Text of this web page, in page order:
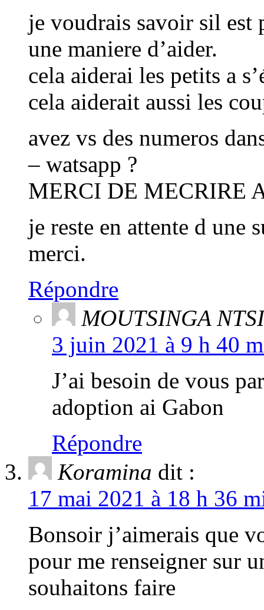
je voudrais savoir sil est
une maniere d’aider.
cela aiderai les petits a
cela aiderait aussi les
avez vs des numeros
– watsapp ?
MERCI DE MECRIRE
je reste en attente d une
merci.
Répondre
MOUTSINGA
3 juin 2021 à 9 h 40
J’ai besoin de vous
adoption ai Gabon
Répondre
Koramina dit :
17 mai 2021 à 18 h 36
Bonsoir j’aimerais que
pour me renseigner sur
souhaitons faire